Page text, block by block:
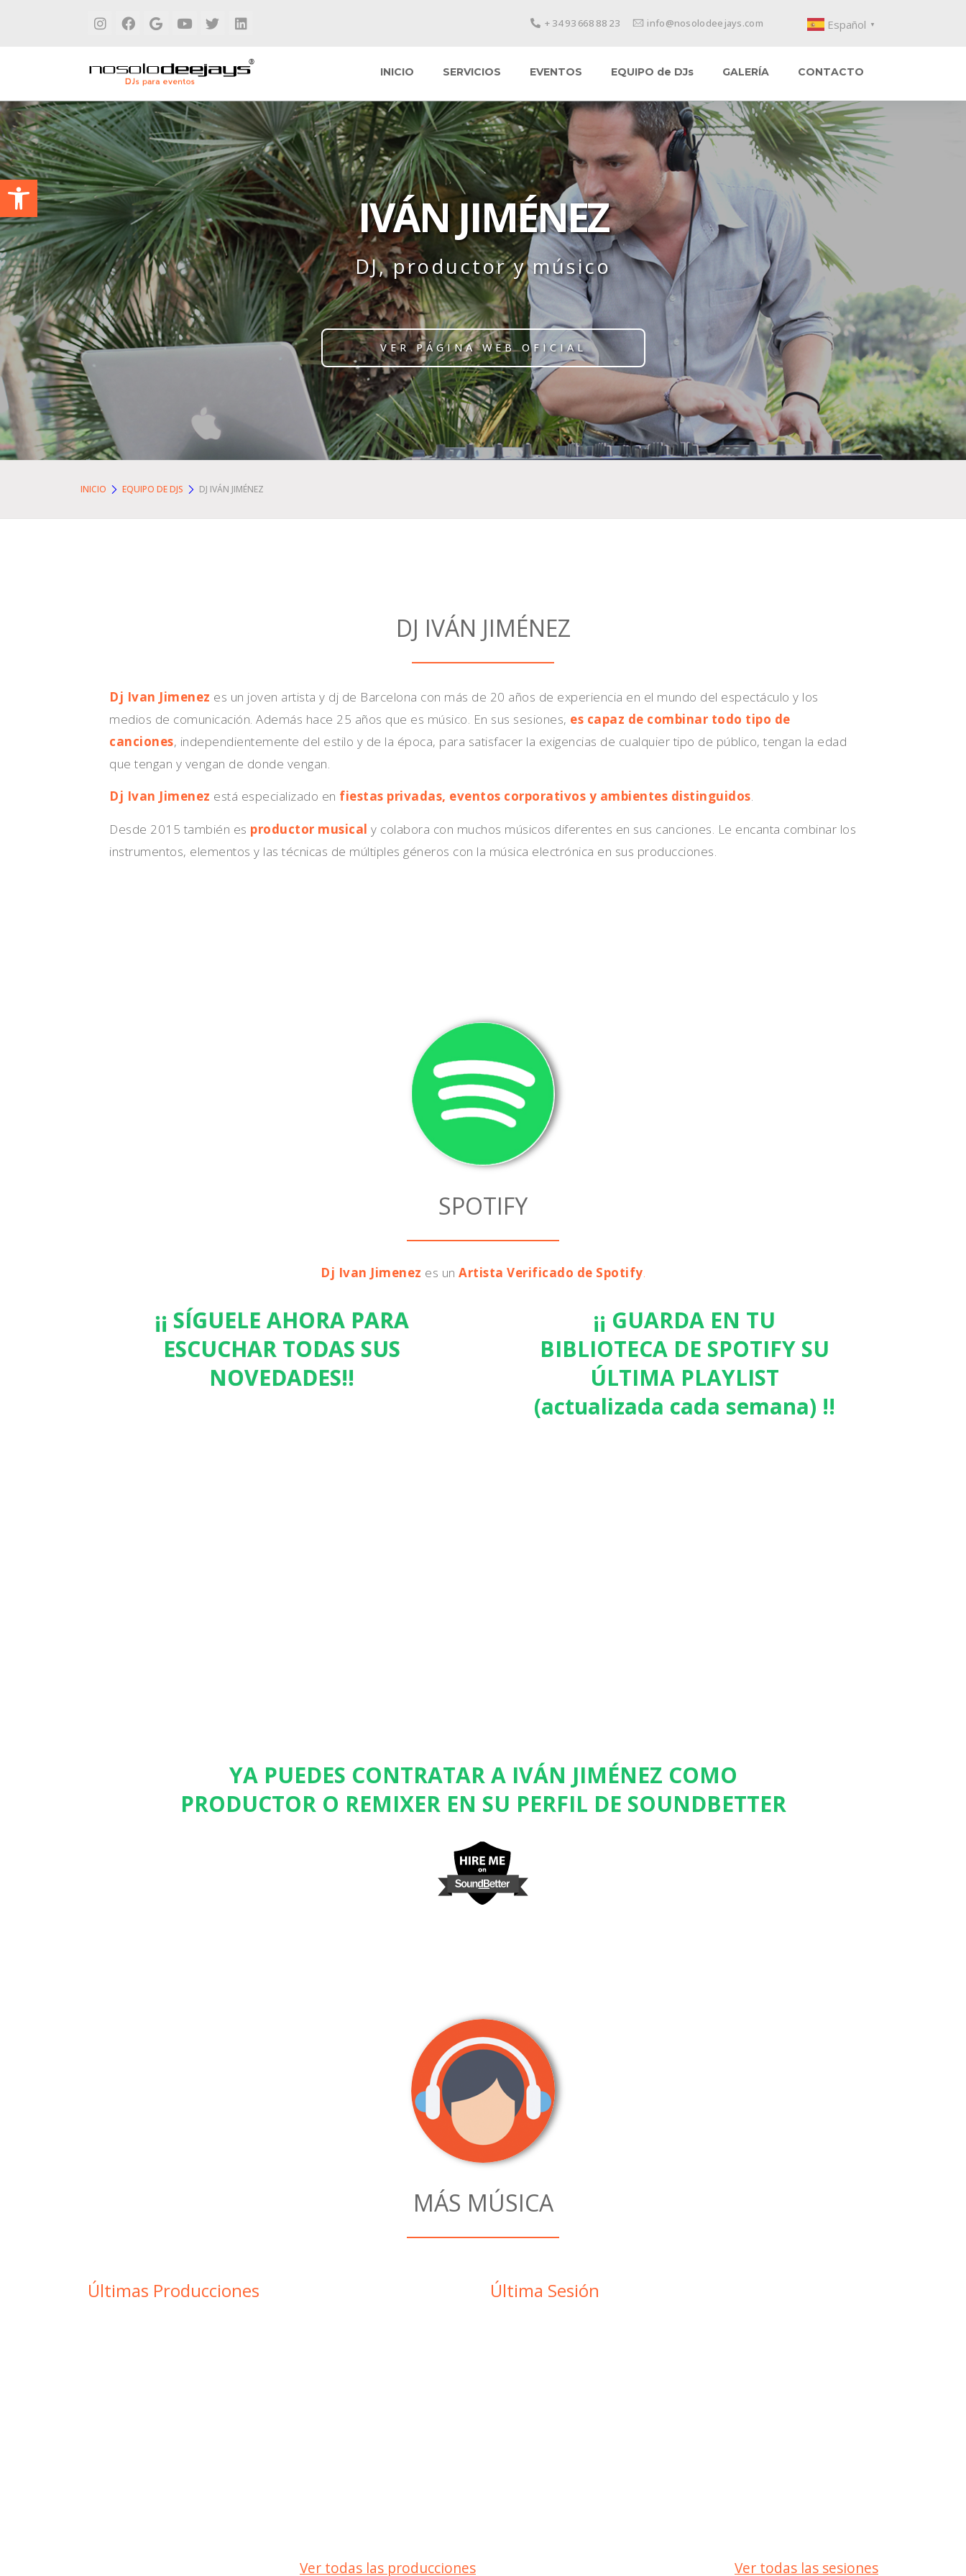
+ 34 93 668 88 23 info@nosolodeejays.com Español ▼
INICIO SERVICIOS EVENTOS EQUIPO de DJs GALERÍA CONTACTO
IVÁN JIMÉNEZ
DJ, productor y músico
VER PÁGINA WEB OFICIAL
INICIO EQUIPO DE DJS DJ IVÁN JIMÉNEZ
DJ IVÁN JIMÉNEZ
Dj Ivan Jimenez es un joven artista y dj de Barcelona con más de 20 años de experiencia en el mundo del espectáculo y los
medios de comunicación. Además hace 25 años que es músico. En sus sesiones, es capaz de combinar todo tipo de
canciones, independientemente del estilo y de la época, para satisfacer la exigencias de cualquier tipo de público, tengan la edad
que tengan y vengan de donde vengan.
Dj Ivan Jimenez está especializado en fiestas privadas, eventos corporativos y ambientes distinguidos.
Desde 2015 también es productor musical y colabora con muchos músicos diferentes en sus canciones. Le encanta combinar los
instrumentos, elementos y las técnicas de múltiples géneros con la música electrónica en sus producciones.
SPOTIFY
Dj Ivan Jimenez es un Artista Verificado de Spotify.
¡¡ SÍGUELE AHORA PARA
ESCUCHAR TODAS SUS
NOVEDADES!!
¡¡ GUARDA EN TU
BIBLIOTECA DE SPOTIFY SU
ÚLTIMA PLAYLIST
(actualizada cada semana) !!
YA PUEDES CONTRATAR A IVÁN JIMÉNEZ COMO
PRODUCTOR O REMIXER EN SU PERFIL DE SOUNDBETTER
MÁS MÚSICA
Últimas Producciones
Ver todas las producciones
Última Sesión
Ver todas las sesiones
Abrir barra de herramientas